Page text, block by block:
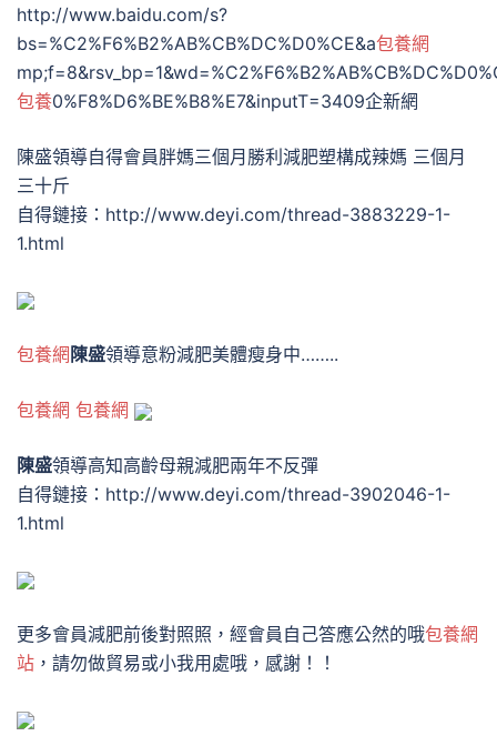
http://www.baidu.com/s?
bs=%C2%F6%B2%AB%CB%DC%D0%CE&a包養網
包養0%F8%D6%BE%B8%E7&inputT=3409企新網
陳盛領導自得會員胖媽三個月勝利減肥塑構成辣媽 三個月
三十斤
自得鏈接：http://www.deyi.com/thread-3883229-1-
1.html
包養網 陳盛領導意粉減肥美體瘦身中……..
包養網 包養網
陳盛領導高知高齡母親減肥兩年不反彈
自得鏈接：http://www.deyi.com/thread-3902046-1-
1.html
更多會員減肥前後對照照，經會員自己答應公然的哦包養網
站 ，請勿做貿易或小我用處哦，感謝！！